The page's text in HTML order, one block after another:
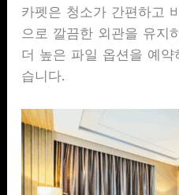
카펫은 청소가 간편하고
으로 깔끔한 외관을 유지
더 높은 파일 옵션을 예
습니다.